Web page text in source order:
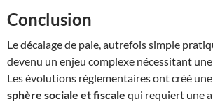
Conclusion
Le décalage de paie, autrefois simple
devenu un enjeu complexe nécessitant
Les évolutions réglementaires ont créé une
sphère sociale et fiscale qui requiert une